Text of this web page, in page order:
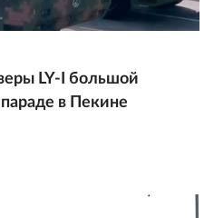
LY-I большой
в Пекине